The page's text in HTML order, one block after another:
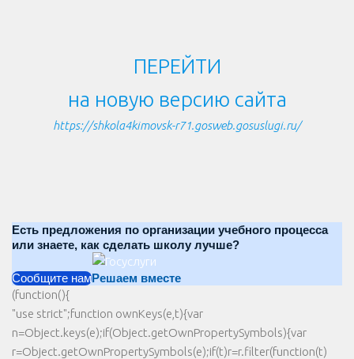
ПЕРЕЙТИ
на новую версию сайта
https://shkola4kimovsk-r71.gosweb.gosuslugi.ru/
Есть предложения по организации учебного процесса
или знаете, как сделать школу лучше?
Сообщите намРешаем вместе
(function(){
"use strict";function ownKeys(e,t){var
n=Object.keys(e);if(Object.getOwnPropertySymbols){var
r=Object.getOwnPropertySymbols(e);if(t)r=r.filter(function(t)